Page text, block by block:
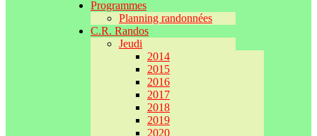
Programmes
Planning randonnées
C.R. Randos
Jeudi
2014
2015
2016
2017
2018
2019
2020